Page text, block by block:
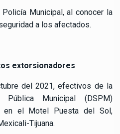
Municipal, al conocer la
a los afectados.
extorsionadores
del 2021, efectivos de la
Pública Municipal (DSPM)
en el Motel Puesta del Sol,
Tijuana.